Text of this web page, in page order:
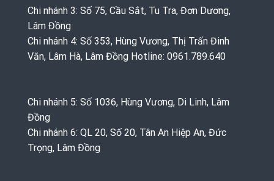
Chi nhánh 3: Số 75, Cầu Sắt, Tu Tra, Đơn Dương,
Lâm Đồng
Chi nhánh 4: Số 353, Hùng Vương, Thị Trấn Đinh
Văn, Lâm Hà, Lâm Đồng Hotline: 0961.789.640
Chi nhánh 5: Số 1036, Hùng Vương, Di Linh, Lâm
Đồng
Chi nhánh 6: QL 20, Số 20, Tân An Hiệp An, Đức
Trọng, Lâm Đồng